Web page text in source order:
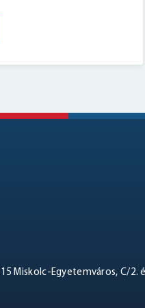
Miskolc-Egyetemváros, C/2.